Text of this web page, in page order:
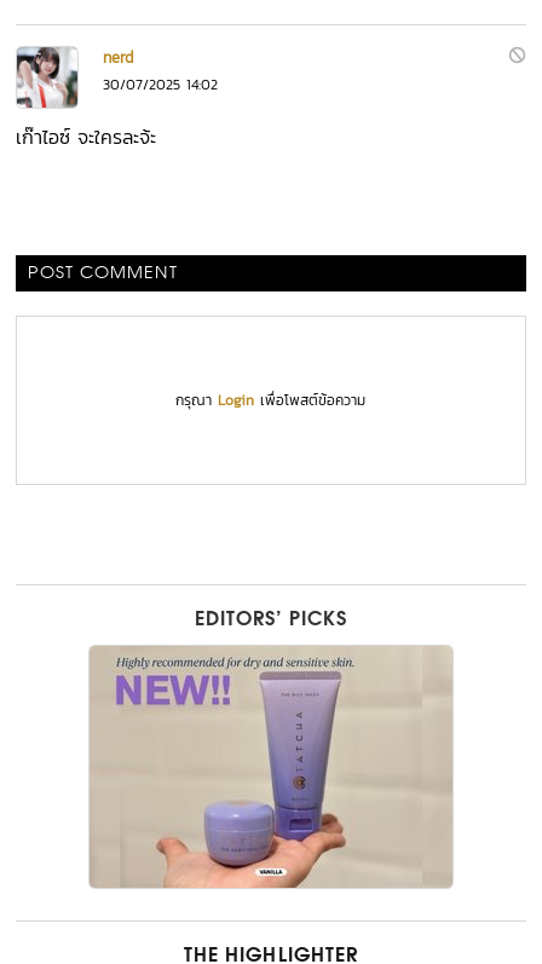
nerd
30/07/2025 14:02
เก๊าไอซ์ จะใครละจ้ะ
POST COMMENT
กรุณาLogin เพื่อโพสต์ข้อความ
EDITORS’ PICKS
THE HIGHLIGHTER